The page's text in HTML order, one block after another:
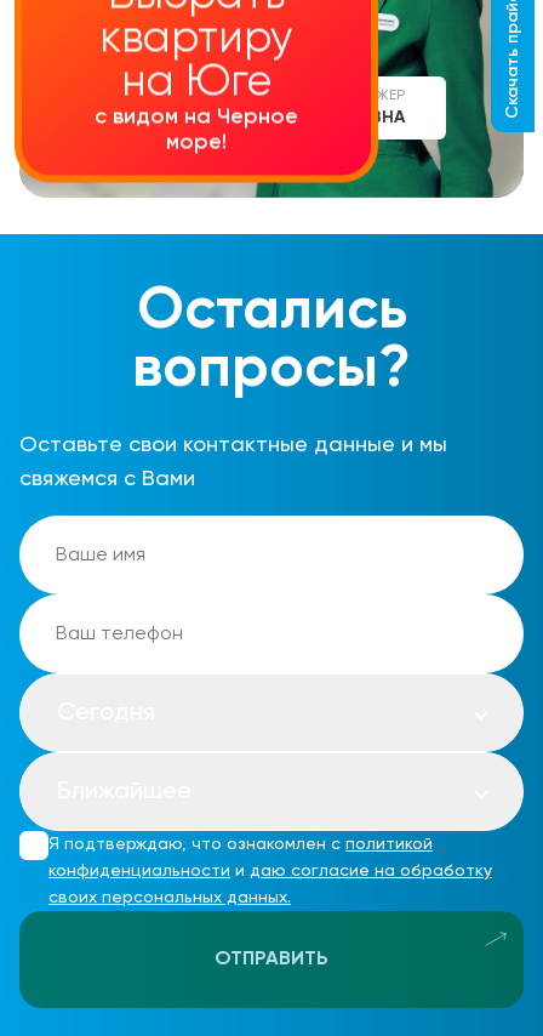
СТАРШИЙ МЕНЕДЖЕР
АЛИНА СЕРГЕЕВНА
Остались
вопросы?
Оставьте свои контактные данные и мы
свяжемся с Вами
Я подтверждаю, что ознакомлен с политикой
конфиденциальности и даю согласие на обработку
своих персональных данных.
ОТПРАВИТЬ
квартиру
на Юге
с видом на Черное
море!